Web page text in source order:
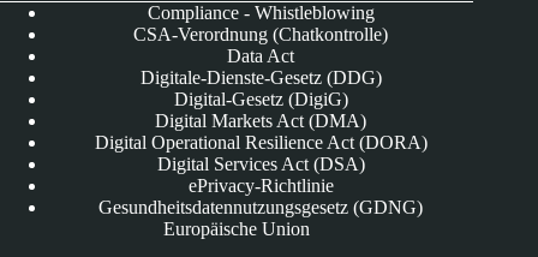
Compliance - Whistleblowing
CSA-Verordnung (Chatkontrolle)
Data Act
Digitale-Dienste-Gesetz (DDG)
Digital-Gesetz (DigiG)
Digital Markets Act (DMA)
Digital Operational Resilience Act (DORA)
Digital Services Act (DSA)
ePrivacy-Richtlinie
Gesundheitsdatennutzungsgesetz (GDNG)
Europäische Union